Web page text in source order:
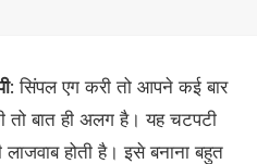
: सिंपल एग करी तो आपने कई बार
तो बात ही अलग है। यह चटपटी
होती है। इसे बनाना बहुत